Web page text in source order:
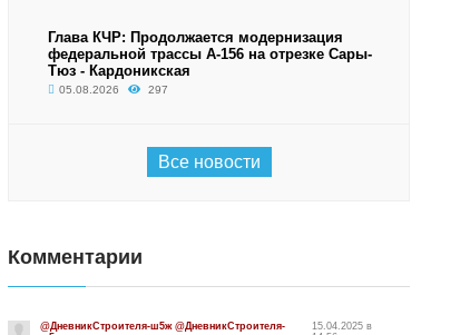
Глава КЧР: Продолжается модернизация
федеральной трассы А-156 на отрезке Сары-
Тюз - Кардоникская
05.08.2026 297
Все новости
Комментарии
@ДневникСтроителя-ш5ж @ДневникСтроителя-
15.04.2025 в